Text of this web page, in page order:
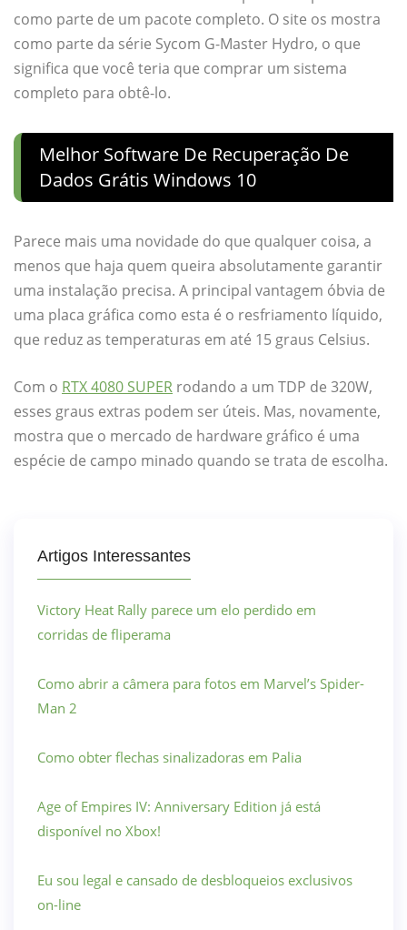
como parte de um pacote completo. O site os mostra
como parte da série Sycom G-Master Hydro, o que
significa que você teria que comprar um sistema
completo para obtê-lo.
Melhor Software De Recuperação De
Dados Grátis Windows 10
Parece mais uma novidade do que qualquer coisa, a
menos que haja quem queira absolutamente garantir
uma instalação precisa. A principal vantagem óbvia de
uma placa gráfica como esta é o resfriamento líquido,
que reduz as temperaturas em até 15 graus Celsius.
Com o RTX 4080 SUPER rodando a um TDP de 320W,
esses graus extras podem ser úteis. Mas, novamente,
mostra que o mercado de hardware gráfico é uma
espécie de campo minado quando se trata de escolha.
Artigos Interessantes
Victory Heat Rally parece um elo perdido em
corridas de fliperama
Como abrir a câmera para fotos em Marvel’s Spider-
Man 2
Como obter flechas sinalizadoras em Palia
Age of Empires IV: Anniversary Edition já está
disponível no Xbox!
Eu sou legal e cansado de desbloqueios exclusivos
on-line